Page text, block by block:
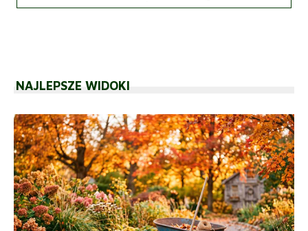
NAJLEPSZE WIDOKI